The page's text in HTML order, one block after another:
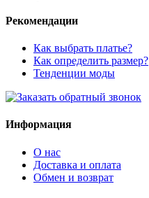
Рекомендации
Как выбрать платье?
Как определить размер?
Тенденции моды
Информация
О нас
Доставка и оплата
Обмен и возврат